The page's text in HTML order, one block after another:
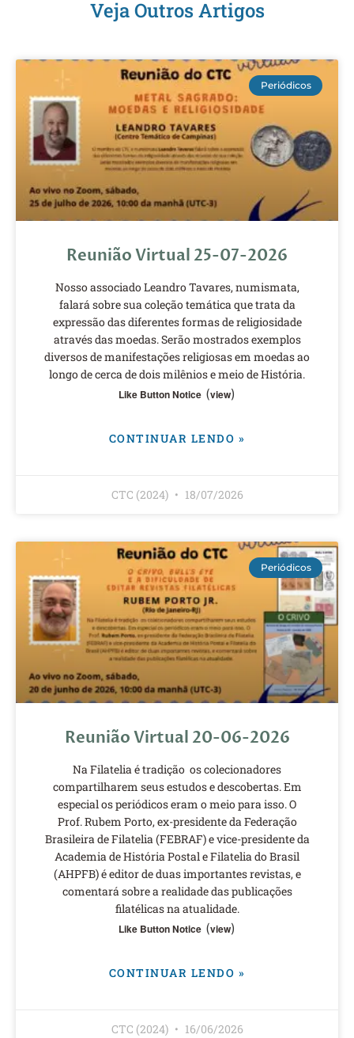
Veja Outros Artigos
Periódicos
Reunião Virtual 25-07-2026
Nosso associado Leandro Tavares, numismata,
falará sobre sua coleção temática que trata da
expressão das diferentes formas de religiosidade
através das moedas. Serão mostrados exemplos
diversos de manifestações religiosas em moedas ao
longo de cerca de dois milênios e meio de História.
Like Button Notice (view)
CONTINUAR LENDO »
CTC (2024) 18/07/2026
Periódicos
Reunião Virtual 20-06-2026
Na Filatelia é tradição os colecionadores
compartilharem seus estudos e descobertas. Em
especial os periódicos eram o meio para isso. O
Prof. Rubem Porto, ex-presidente da Federação
Brasileira de Filatelia (FEBRAF) e vice-presidente da
Academia de História Postal e Filatelia do Brasil
(AHPFB) é editor de duas importantes revistas, e
comentará sobre a realidade das publicações
filatélicas na atualidade.
Like Button Notice (view)
CONTINUAR LENDO »
CTC (2024) 16/06/2026